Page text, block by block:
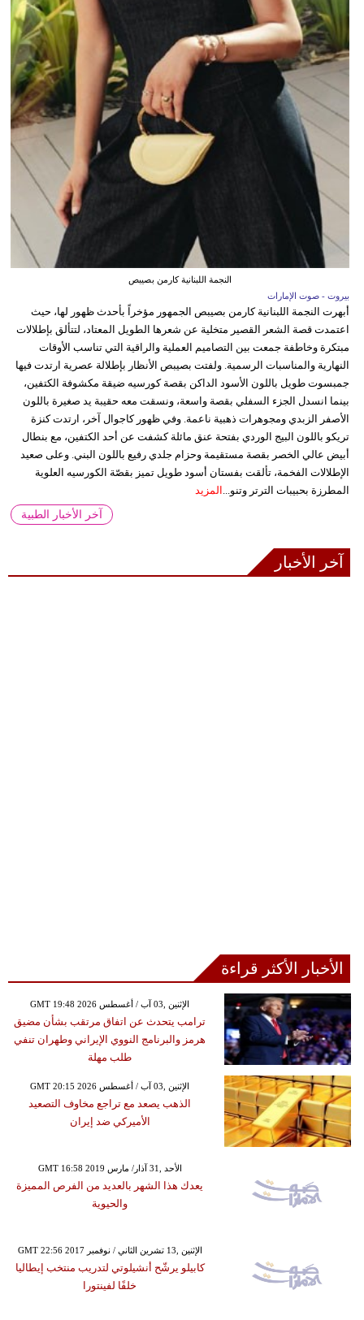
النجمة اللبنانية كارمن بصيبص
بيروت - صوت الإمارات
أبهرت النجمة اللبنانية كارمن بصيبص الجمهور مؤخراً بأحدث ظهور لها، حيث
اعتمدت قصة الشعر القصير متخلية عن شعرها الطويل المعتاد، لتتألق بإطلالات
مبتكرة وخاطفة جمعت بين التصاميم العملية والراقية التي تناسب الأوقات
النهارية والمناسبات الرسمية. ولفتت بصيبص الأنظار بإطلالة عصرية ارتدت فيها
جمبسوت طويل باللون الأسود الداكن بقصة كورسيه ضيقة مكشوفة الكتفين،
بينما انسدل الجزء السفلي بقصة واسعة، ونسقت معه حقيبة يد صغيرة باللون
الأصفر الزبدي ومجوهرات ذهبية ناعمة. وفي ظهور كاجوال آخر، ارتدت كنزة
تريكو باللون البيج الوردي بفتحة عنق مائلة كشفت عن أحد الكتفين، مع بنطال
أبيض عالي الخصر بقصة مستقيمة وحزام جلدي رفيع باللون البني. وعلى صعيد
الإطلالات الفخمة، تألقت بفستان أسود طويل تميز بقصّة الكورسيه العلوية
المطرزة بحبيبات الترتر وتنو... المزيد
آخر الأخبار الطبية
آخر الأخبار
الأخبار الأكثر قراءة
GMT 19:48 2026 الإثنين ,03 آب / أغسطس
ترامب يتحدث عن اتفاق مرتقب بشأن مضيق
هرمز والبرنامج النووي الإيراني وطهران تنفي
طلب مهلة
GMT 20:15 2026 الإثنين ,03 آب / أغسطس
الذهب يصعد مع تراجع مخاوف التصعيد
الأميركي ضد إيران
GMT 16:58 2019 الأحد ,31 آذار/ مارس
يعدك هذا الشهر بالعديد من الفرص المميزة
والحيوية
GMT 22:56 2017 الإثنين ,13 تشرين الثاني / نوفمبر
كابيلو يرشّح أنشيلوتي لتدريب منتخب إيطاليا
خلفًا لفينتورا